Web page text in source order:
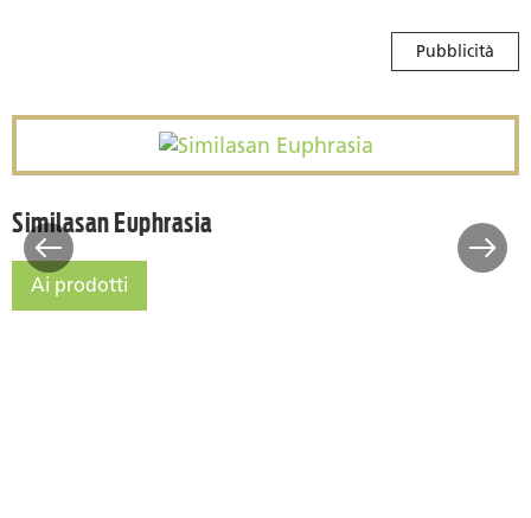
Pubblicità
Similasan Euphrasia
Similasan Euphrasia
Similasan Euphrasia
Ai prodotti